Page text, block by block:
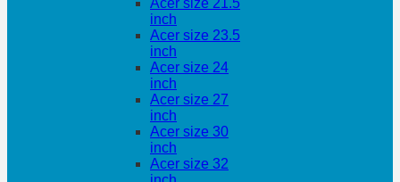
Acer size 21.5
inch
Acer size 23.5
inch
Acer size 24
inch
Acer size 27
inch
Acer size 30
inch
Acer size 32